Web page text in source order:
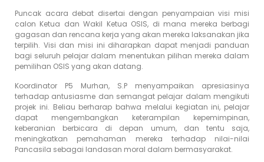
Puncak acara debat disertai dengan penyampaian visi misi
calon Ketua dan Wakil Ketua OSIS, di mana mereka berbagi
gagasan dan rencana kerja yang akan mereka laksanakan jika
terpilih. Visi dan misi ini diharapkan dapat menjadi panduan
bagi seluruh pelajar dalam menentukan pilihan mereka dalam
pemilihan OSIS yang akan datang.
Koordinator P5 Murhan, S.P menyampaikan apresiasinya
terhadap antusiasme dan semangat pelajar dalam mengikuti
projek ini. Beliau berharap bahwa melalui kegiatan ini, pelajar
dapat mengembangkan keterampilan kepemimpinan,
keberanian berbicara di depan umum, dan tentu saja,
meningkatkan pemahaman mereka terhadap nilai-nilai
Pancasila sebagai landasan moral dalam bermasyarakat.